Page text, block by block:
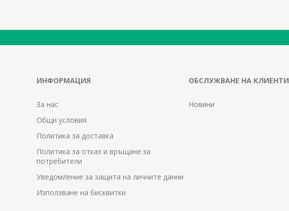
ИНФОРМАЦИЯ
За нас
Общи условия
Политика за доставка
Политика за отказ и връщане за
потребители
Уведомление за защита на личните данни
Използване на бисквитки
ОБСЛУЖВАНЕ НА КЛИЕНТИ
Новини